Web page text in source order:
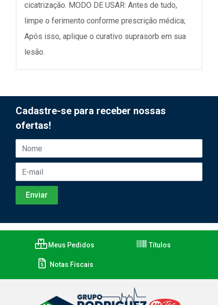
cicatrização. MODO DE USAR: Antes de tudo,
limpe o ferimento conforme prescrição médica;
Após isso, aplique o curativo suprasorb em sua
lesão.
Cadastre-se para receber nossas
ofertas!
Meus Pedidos Títulos
Notas Fiscais